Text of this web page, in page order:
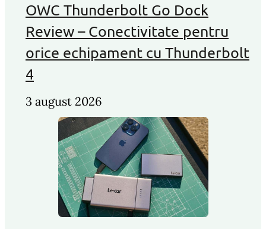
OWC Thunderbolt Go Dock
Review – Conectivitate pentru
orice echipament cu Thunderbolt
4
3 august 2026